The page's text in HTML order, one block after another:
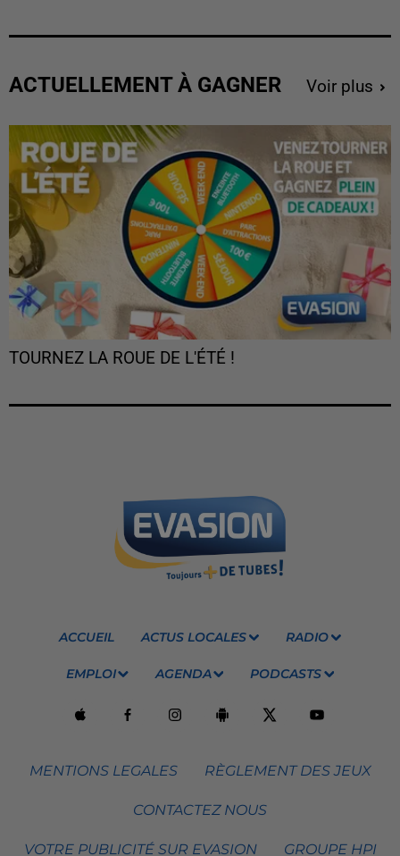
ACTUELLEMENT À GAGNER Voir plus
TOURNEZ LA ROUE DE L'ÉTÉ !
ACCUEIL ACTUS LOCALES RADIO
EMPLOI AGENDA PODCASTS
MENTIONS LEGALES RÈGLEMENT DES JEUX
CONTACTEZ NOUS
VOTRE PUBLICITÉ SUR EVASION GROUPE HPI